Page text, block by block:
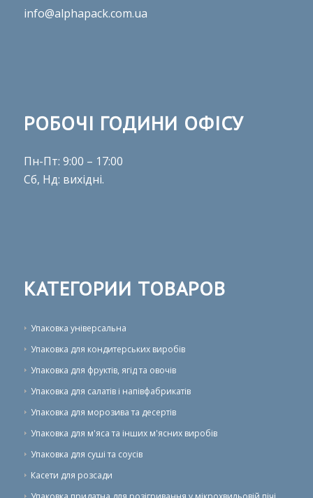
info@alphapack.com.ua
РОБОЧІ ГОДИНИ ОФІСУ
Пн-Пт: 9:00 – 17:00
Сб, Нд: вихідні.
КАТЕГОРИИ ТОВАРОВ
Упаковка універсальна
Упаковка для кондитерських виробів
Упаковка для фруктів, ягід та овочів
Упаковка для салатів і напівфабрикатів
Упаковка для морозива та десертів
Упаковка для м'яса та інших м'ясних виробів
Упаковка для суші та соусів
Касети для розсади